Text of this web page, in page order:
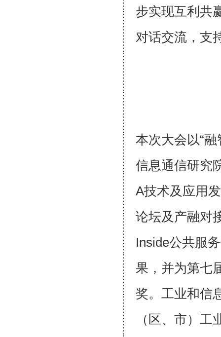
步实现互利共
对话交流，支
本次大会以“
信息通信研究
A技术及应用
论坛及产融对
Inside公共服
果，并为第七
奖。工业和信
（区、市）